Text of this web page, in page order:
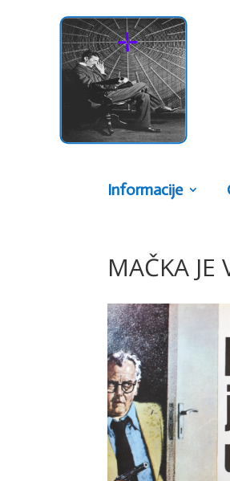
Informacije
MAČKA JE